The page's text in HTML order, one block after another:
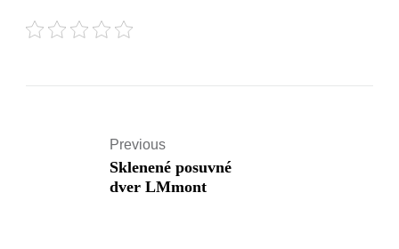
Previous
Sklenené posuvné
dver LMmont